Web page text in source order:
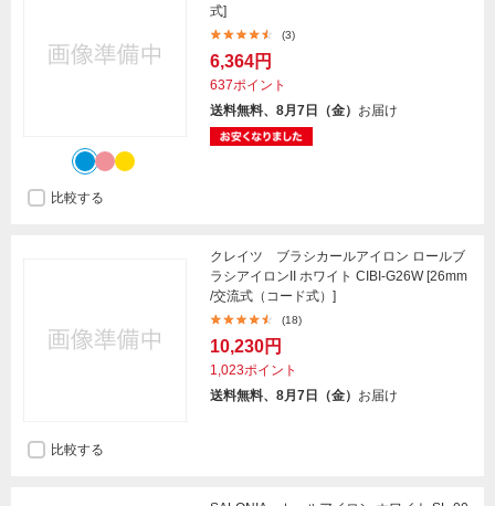
式]
(3)
6,364円
637ポイント
送料無料、8月7日（金） お届け
比較する
クレイツ ブラシカールアイロン ロールブ
ラシアイロンII ホワイト CIBI-G26W [26mm
/交流式（コード式）]
(18)
10,230円
1,023ポイント
送料無料、8月7日（金） お届け
比較する